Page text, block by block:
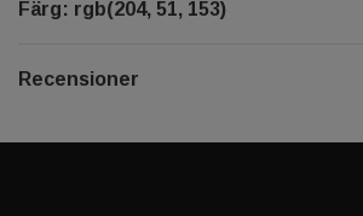
Färg: rgb(204, 51, 153)
Recensioner